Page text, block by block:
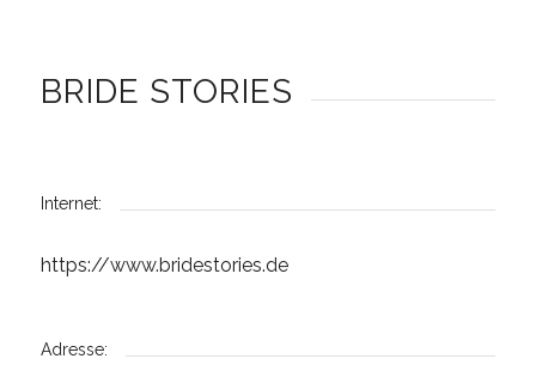
BRIDE STORIES
Internet:
https://www.bridestories.de
Adresse: